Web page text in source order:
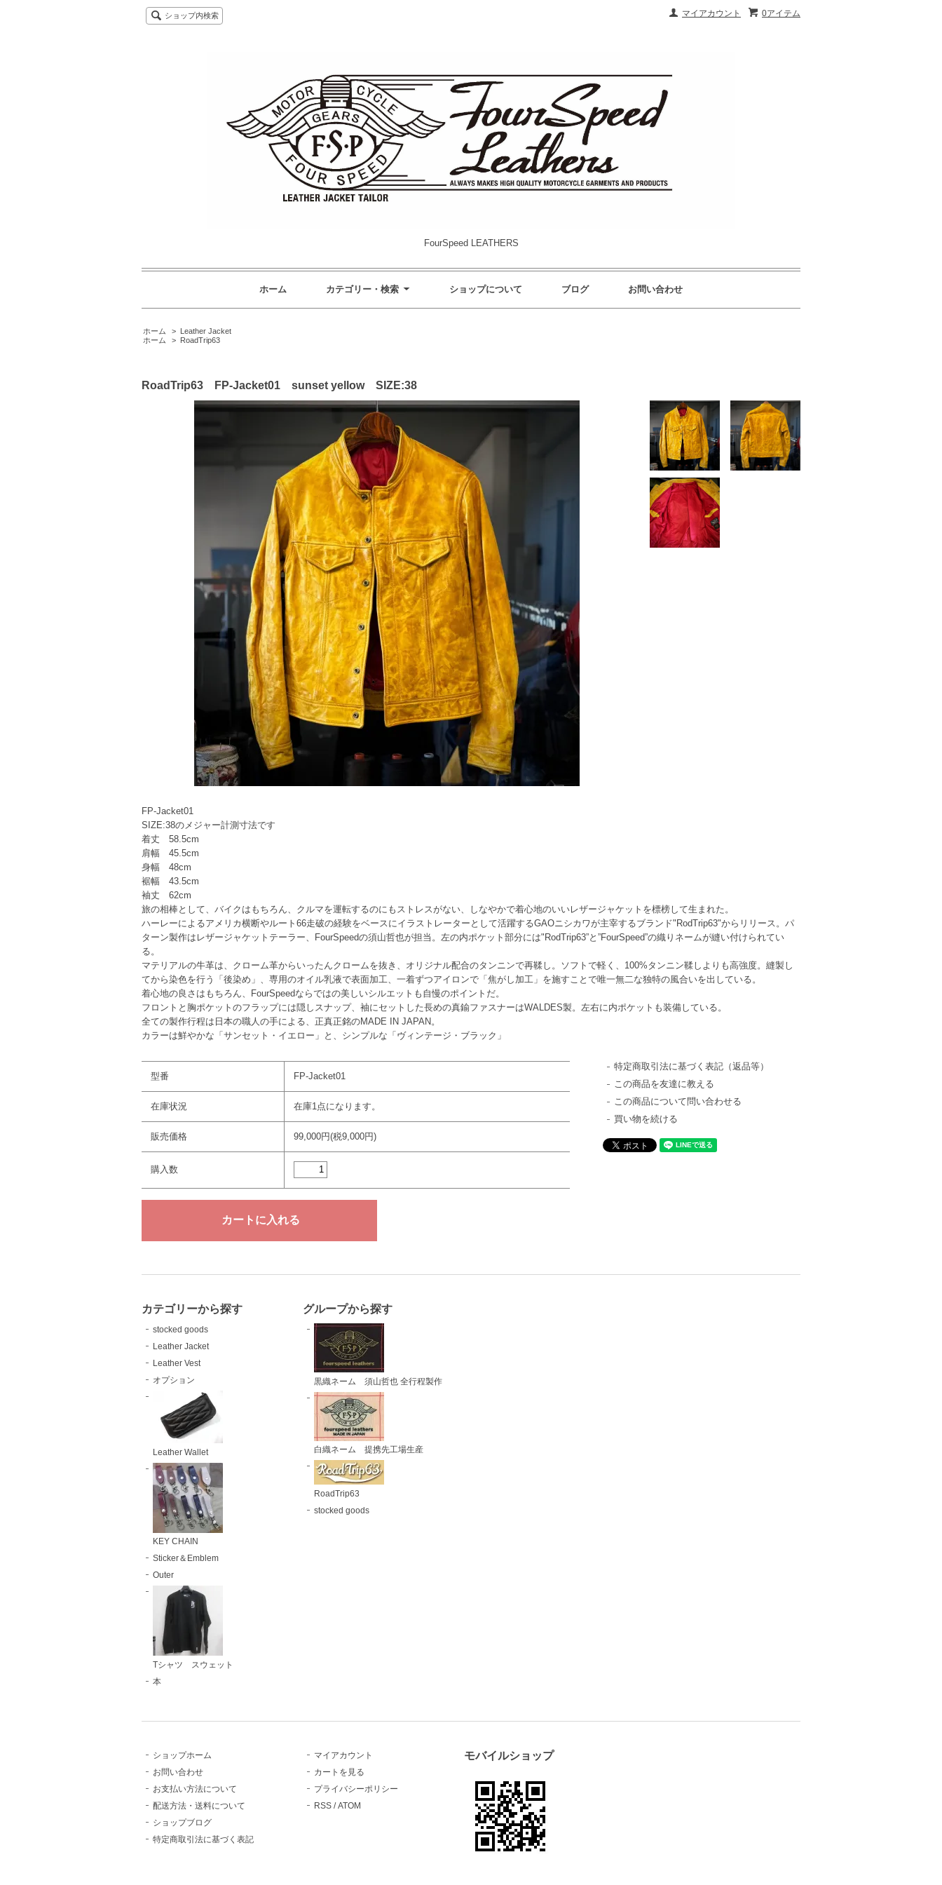
0アイテム
マイアカウント
ショップ内検索
FourSpeed LEATHERS
ホーム カテゴリー・検索 ショップについて ブログ お問い合わせ
ホーム > Leather Jacket
ホーム
> RoadTrip63
RoadTrip63 FP-Jacket01 sunset yellow SIZE:38
FP-Jacket01
SIZE:38のメジャー計測寸法です
着丈 58.5cm
肩幅 45.5cm
身幅 48cm
裾幅 43.5cm
袖丈 62cm
旅の相棒として、バイクはもちろん、クルマを運転するのにもストレスがない、しなやかで着心地のいいレザージャケットを標榜して生まれた。
ハーレーによるアメリカ横断やルート66走破の経験をベースにイラストレーターとして活躍するGAOニシカワが主宰するブランド"RodTrip63"からリリース。パ
ターン製作はレザージャケットテーラー、FourSpeedの須山哲也が担当。左の内ポケット部分には"RodTrip63”と”FourSpeed”の織りネームが縫い付けられてい
る。
マテリアルの牛革は、クローム革からいったんクロームを抜き、オリジナル配合のタンニンで再鞣し。ソフトで軽く、100%タンニン鞣しよりも高強度。縫製し
てから染色を行う「後染め」、専用のオイル乳液で表面加工、一着ずつアイロンで「焦がし加工」を施すことで唯一無二な独特の風合いを出している。
着心地の良さはもちろん、FourSpeedならではの美しいシルエットも自慢のポイントだ。
フロントと胸ポケットのフラップには隠しスナップ、袖にセットした長めの真鍮ファスナーはWALDES製。左右に内ポケットも装備している。
全ての製作行程は日本の職人の手による、正真正銘のMADE IN JAPAN。
カラーは鮮やかな「サンセット・イエロー」と、シンプルな「ヴィンテージ・ブラック」
型番 FP-Jacket01
在庫状況 在庫1点になります。
販売価格 99,000円(税9,000円)
購入数
特定商取引法に基づく表記（返品等）
この商品を友達に教える
この商品について問い合わせる
買い物を続ける
カテゴリーから探す
stocked goods
Leather Jacket
Leather Vest
オプション
Leather Wallet
KEY CHAIN
Sticker＆Emblem
Outer
Tシャツ スウェット
本
グループから探す
黒織ネーム 須山哲也 全行程製作
白織ネーム 提携先工場生産
RoadTrip63
stocked goods
ショップホーム
お問い合わせ
お支払い方法について
配送方法・送料について
ショップブログ
特定商取引法に基づく表記
マイアカウント
カートを見る
プライバシーポリシー
RSS /ATOM
モバイルショップ